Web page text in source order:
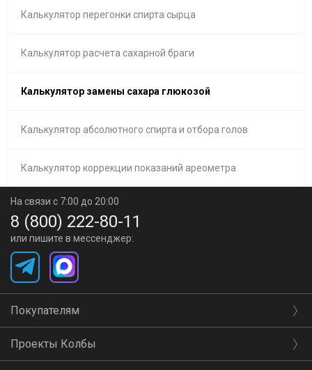
Калькулятор перегонки спирта сырца
Калькулятор расчета сахарной браги
Калькулятор замены сахара глюкозой
Калькулятор абсолютного спирта и отбора голов
Калькулятор коррекции показаний ареометра
На связи с 7:00 до 20:00
8 (800) 222-80-11
или пишите в мессенджер:
Покупателям
Проекты Колбы